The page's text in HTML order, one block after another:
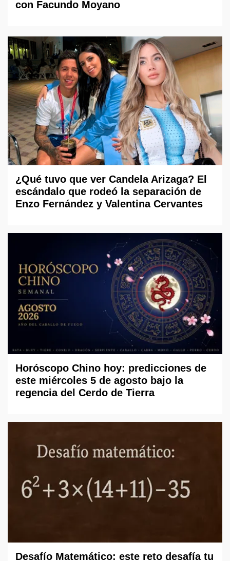
con Facundo Moyano
¿Qué tuvo que ver Candela Arizaga? El
escándalo que rodeó la separación de
Enzo Fernández y Valentina Cervantes
Horóscopo Chino hoy: predicciones de
este miércoles 5 de agosto bajo la
regencia del Cerdo de Tierra
Desafío Matemático: este reto desafía tu